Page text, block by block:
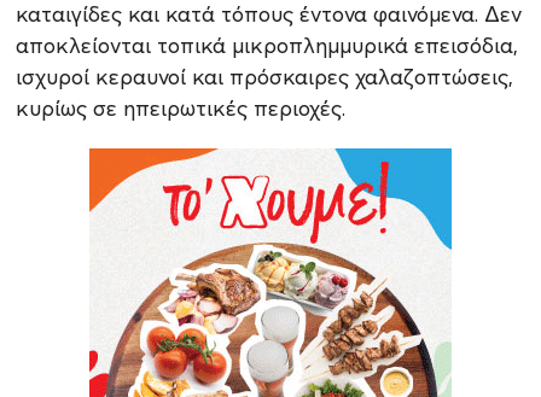
καταιγίδες και κατά τόπους έντονα φαινόμενα. Δεν
αποκλείονται τοπικά μικροπλημμυρικά επεισόδια,
ισχυροί κεραυνοί και πρόσκαιρες χαλαζοπτώσεις,
κυρίως σε ηπειρωτικές περιοχές.